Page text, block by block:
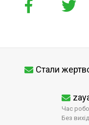
Стали
Час
Без